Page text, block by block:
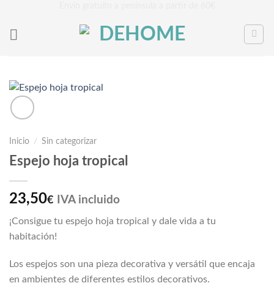
contenido
Inicio / Sin categorizar
Espejo hoja tropical
23,50€ IVA incluido
¡Consigue tu espejo hoja tropical y dale vida a tu
habitación!
Los espejos son una pieza decorativa y versátil que encaja
en ambientes de diferentes estilos decorativos.